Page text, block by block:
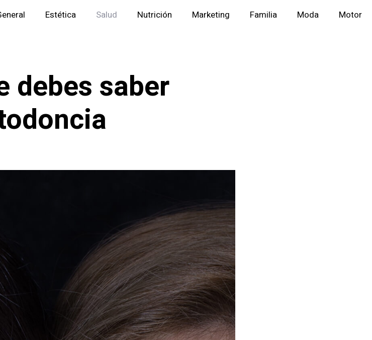
Estética Salud Nutrición Marketing Familia Moda Motor
debes saber